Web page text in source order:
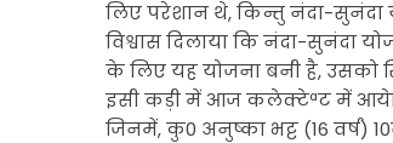
लिए परेशान थे, किन्तु नंदा-सुनंदा
विश्वास दिलाया कि नंदा-सुनंदा
के लिए यह योजना बनी है,
इसी कड़ी में आज कलेक्टेªट में
जिनमें, कु0 अनुष्का भट्ट (16 वर्ष)